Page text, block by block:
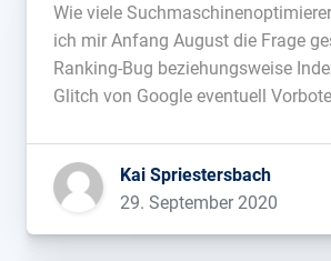
Wie viele
ich mir Anfang August die Frage
Ranking-Bug beziehungsweise
Glitch von Google eventuell
Rankingveränderungen irgendeine
Sachen Optimierung gewinnen
Kai Spriestersbach
29. September 2020